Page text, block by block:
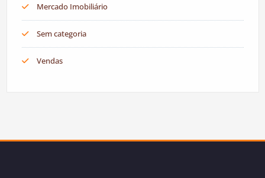
Mercado Imobiliário
Sem categoria
Vendas